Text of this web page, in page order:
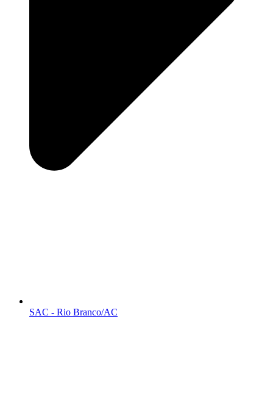
SAC - Rio Branco/AC